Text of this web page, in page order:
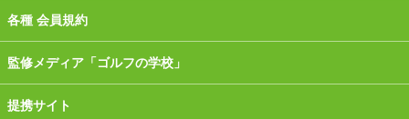
各種 会員規約
監修メディア「ゴルフの学校」
提携サイト